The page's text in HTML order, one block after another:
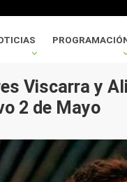
Viscarra y
2 de Mayo